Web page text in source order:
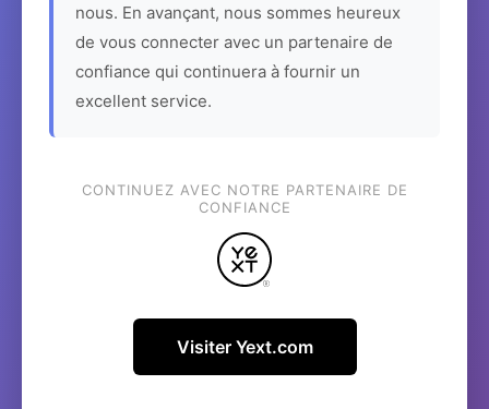
nous. En avançant, nous sommes heureux
de vous connecter avec un partenaire de
confiance qui continuera à fournir un
excellent service.
CONTINUEZ AVEC NOTRE PARTENAIRE DE
CONFIANCE
Visiter Yext.com